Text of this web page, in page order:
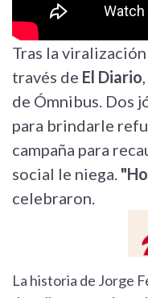
Tras la
través de El Diario
de Ómnibus. Dos
para brindarle
campaña para
social le niega.
celebraron.
La historia de Jorge